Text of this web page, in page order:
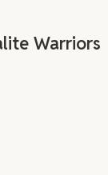
Warriors